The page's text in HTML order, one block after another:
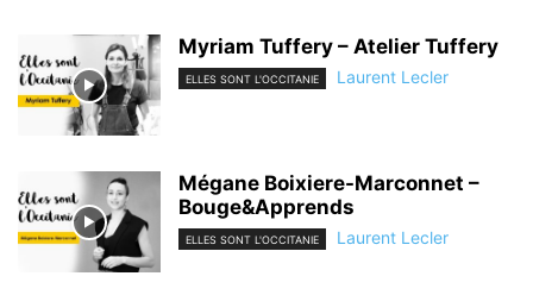
Myriam Tuffery – Atelier Tuffery
ELLES SONT L'OCCITANIE Laurent Lecler
Mégane Boixiere-Marconnet –
Bouge&Apprends
ELLES SONT L'OCCITANIE Laurent Lecler